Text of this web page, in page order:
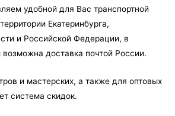
удобной для Вас транспортной
Екатеринбурга,
и Российской Федерации, в
доставка почтой России.
и мастерских, а также для оптовых
система скидок.